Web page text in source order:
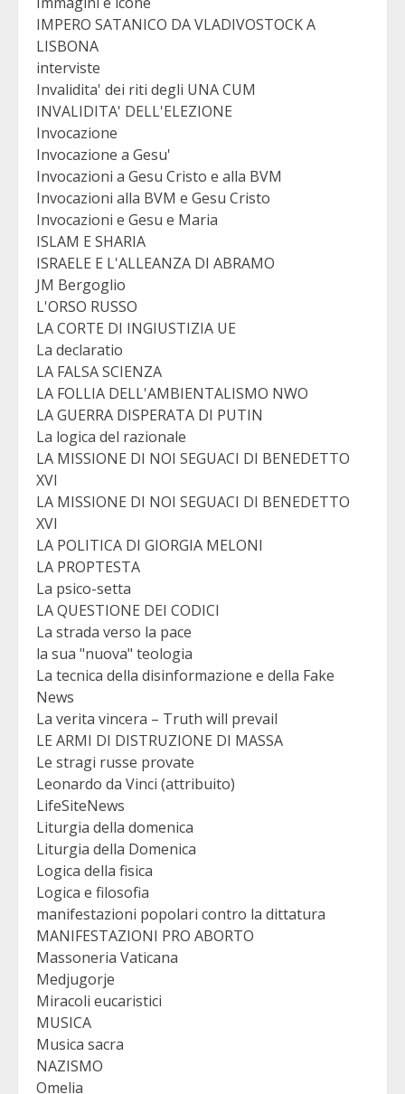
IMPERO SATANICO DA VLADIVOSTOCK A
LISBONA
interviste
Invalidita' dei riti degli UNA CUM
INVALIDITA' DELL'ELEZIONE
Invocazione
Invocazione a Gesu'
Invocazioni a Gesu Cristo e alla BVM
Invocazioni alla BVM e Gesu Cristo
Invocazioni e Gesu e Maria
ISLAM E SHARIA
ISRAELE E L'ALLEANZA DI ABRAMO
JM Bergoglio
L'ORSO RUSSO
LA CORTE DI INGIUSTIZIA UE
La declaratio
LA FALSA SCIENZA
LA FOLLIA DELL'AMBIENTALISMO NWO
LA GUERRA DISPERATA DI PUTIN
La logica del razionale
LA MISSIONE DI NOI SEGUACI DI BENEDETTO
XVI
LA MISSIONE DI NOI SEGUACI DI BENEDETTO
XVI
LA POLITICA DI GIORGIA MELONI
LA PROPTESTA
La psico-setta
LA QUESTIONE DEI CODICI
La strada verso la pace
la sua "nuova" teologia
La tecnica della disinformazione e della Fake
News
La verita vincera – Truth will prevail
LE ARMI DI DISTRUZIONE DI MASSA
Le stragi russe provate
Leonardo da Vinci (attribuito)
LifeSiteNews
Liturgia della domenica
Liturgia della Domenica
Logica della fisica
Logica e filosofia
manifestazioni popolari contro la dittatura
MANIFESTAZIONI PRO ABORTO
Massoneria Vaticana
Medjugorje
Miracoli eucaristici
MUSICA
Musica sacra
NAZISMO
Omelia